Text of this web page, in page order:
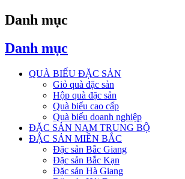
Danh mục
Danh mục
QUÀ BIẾU ĐẶC SẢN
Giỏ quà đặc sản
Hộp quà đặc sản
Quà biếu cao cấp
Quà biếu doanh nghiệp
ĐẶC SẢN NAM TRUNG BỘ
ĐẶC SẢN MIỀN BẮC
Đặc sản Bắc Giang
Đặc sản Bắc Kạn
Đặc sản Hà Giang